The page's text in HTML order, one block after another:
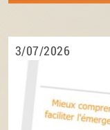
3/07/2026